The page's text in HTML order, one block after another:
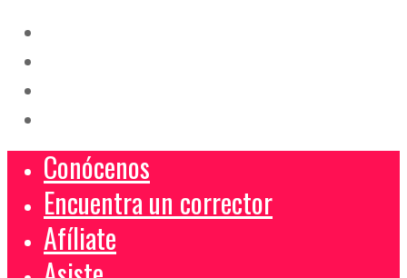
Conócenos
Encuentra un corrector
Afíliate